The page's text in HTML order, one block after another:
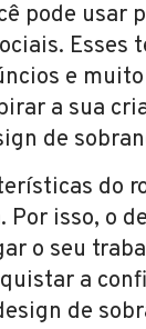
pode usar
Esses
e
a sua
de
do
isso, o
o seu
a
de